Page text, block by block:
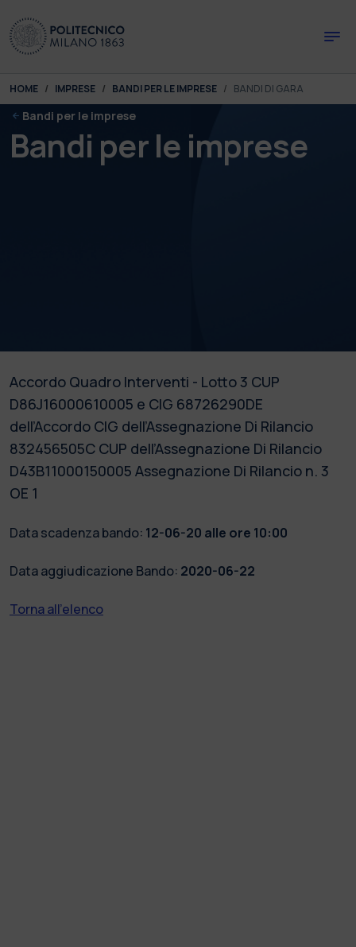
You are here:
HOME IMPRESE BANDI PER LE IMPRESE BANDI DI GARA
Bandi per le imprese
Bandi per le imprese
Accordo Quadro Interventi - Lotto 3 CUP
D86J16000610005 e CIG 68726290DE
dell’Accordo CIG dell’Assegnazione Di Rilancio
832456505C CUP dell’Assegnazione Di Rilancio
D43B11000150005 Assegnazione Di Rilancio n. 3
OE 1
Data scadenza bando: 12-06-20 alle ore 10:00
Data aggiudicazione Bando: 2020-06-22
Torna all'elenco